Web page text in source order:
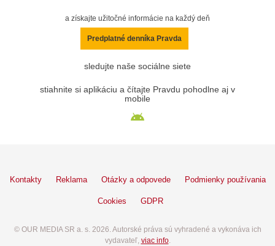
a získajte užitočné informácie na každý deň
Predplatné denníka Pravda
sledujte naše sociálne siete
stiahnite si aplikáciu a čítajte Pravdu pohodlne aj v
mobile
Kontakty Reklama Otázky a odpovede Podmienky používania
Cookies GDPR
© OUR MEDIA SR a. s. 2026. Autorské práva sú vyhradené a vykonáva ich
vydavateľ, viac info.